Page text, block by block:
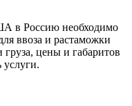
в Россию необходимо
ввоза и растаможки
цены и габаритов